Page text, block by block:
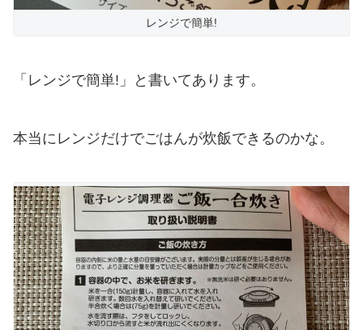
レンジで簡単!
「レンジで簡単!」と書いてあります。
本当にレンジだけでごはんが炊飯できるのかな。